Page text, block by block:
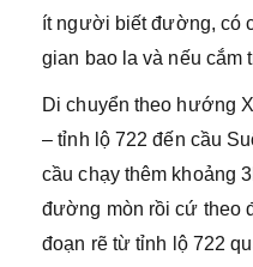
ít người biết đường, có
gian bao la và nếu cắm
Di chuyển theo hướng
– tỉnh lộ 722 đến cầu
cầu chạy thêm khoảng
đường mòn rồi cứ theo
đoạn rẽ từ tỉnh lộ 722